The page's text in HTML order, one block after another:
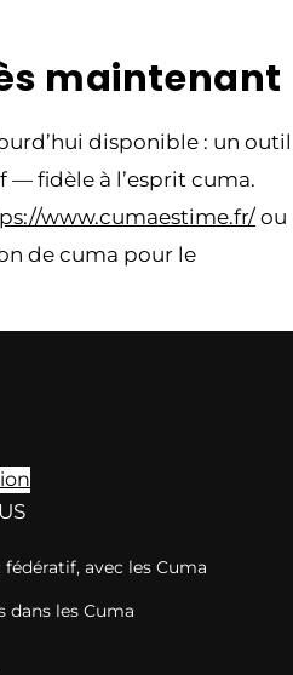
maintenant
disponible : un outil
fidèle à l’esprit cuma.
www.cumaestime.fr/ ou
de cuma pour le
avec les Cuma
dans les Cuma